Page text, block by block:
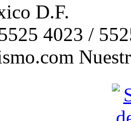
D.F.
4023 /